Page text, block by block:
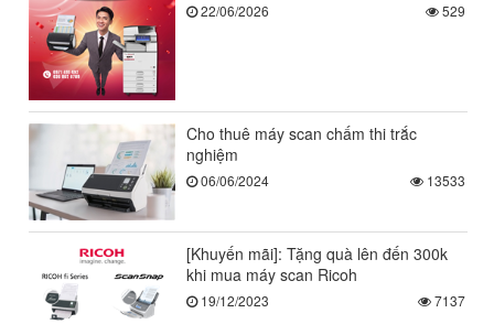
22/06/2026 529
Cho thuê máy scan chấm thi trắc
nghiệm
06/06/2024 13533
[Khuyến mãi]: Tặng quà lên đến 300k
khi mua máy scan Ricoh
19/12/2023 7137